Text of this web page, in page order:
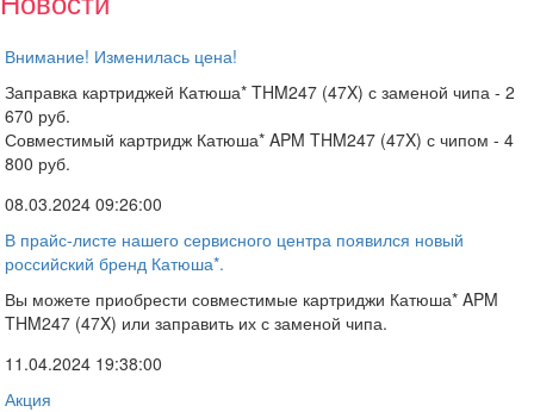
Внимание! Изменилась цена!
Заправка картриджей Катюша* THM247 (47X) с заменой чипа - 2
670 руб.
Совместимый картридж Катюша* APM THM247 (47X) с чипом - 4
800 руб.
08.03.2024 09:26:00
В прайс-листе нашего сервисного центра появился новый
российский бренд Катюша*.
Вы можете приобрести совместимые картриджи Катюша* APM
THM247 (47X) или заправить их с заменой чипа.
11.04.2024 19:38:00
Акция